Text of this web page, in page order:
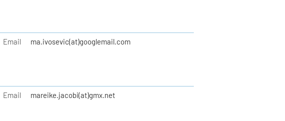
Email ma.ivosevic(at)googlemail.com
Email mareike.jacobi(at)gmx.net